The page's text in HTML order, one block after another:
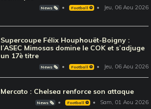
News 🗞️ Football ⚽️ Jeu, 06 Aou 2026
Supercoupe Félix Houphouët-Boigny :
l’ASEC Mimosas domine le COK et s’adjuge
un 17è titre
News 🗞️ Football ⚽️ Jeu, 06 Aou 2026
Mercato : Chelsea renforce son attaque
News 🗞️ Football ⚽️ Sam, 01 Aou 2026